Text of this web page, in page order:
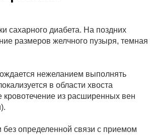
сахарного диабета. На поздних
размеров желчного пузыря, темная
нежеланием выполнять
в области хвоста
кровотечение из расширенных вен
определенной связи с приемом